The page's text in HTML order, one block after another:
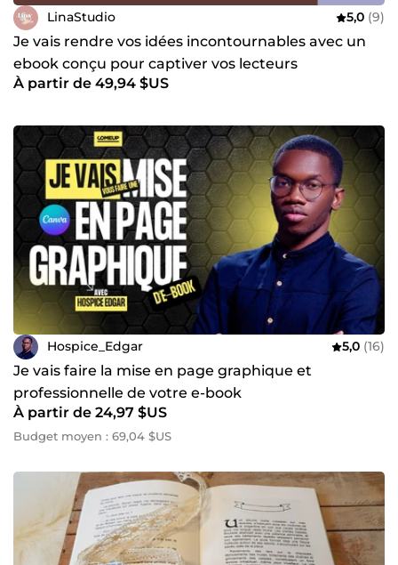
LinaStudio 5,0 (9)
Je vais rendre vos idées incontournables avec un
ebook conçu pour captiver vos lecteurs
À partir de 49,94 $US
Hospice_Edgar 5,0 (16)
Je vais faire la mise en page graphique et
professionnelle de votre e-book
À partir de 24,97 $US
Budget moyen : 69,04 $US